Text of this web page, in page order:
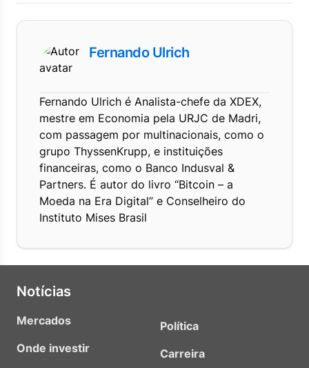
Fernando Ulrich
Fernando Ulrich é Analista-chefe da XDEX,
mestre em Economia pela URJC de Madri,
com passagem por multinacionais, como o
grupo ThyssenKrupp, e instituições
financeiras, como o Banco Indusval &
Partners. É autor do livro “Bitcoin – a
Moeda na Era Digital” e Conselheiro do
Instituto Mises Brasil
Notícias
Mercados
Onde investir
Política
Carreira